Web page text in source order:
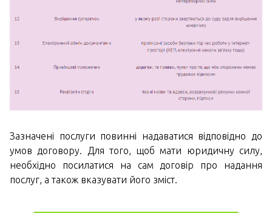
Зазначені послуги повинні надаватися відповідно до
умов договору. Для того, щоб мати юридичну силу,
необхідно посилатися на сам договір про надання
послуг, а також вказувати його зміст.